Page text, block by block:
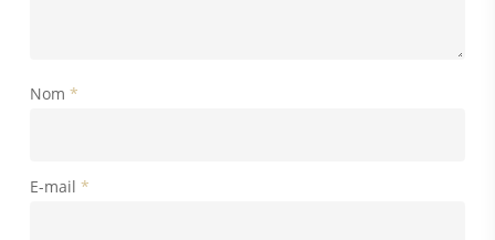
Nom *
E-mail *